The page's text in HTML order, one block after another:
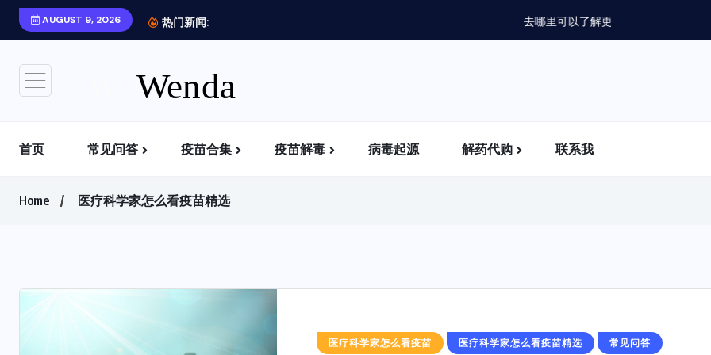
AUGUST 9, 2026 热门新闻:
首页 常见问答 疫苗合集 疫苗解毒 病毒起源 解药代购 联系我
Home 医疗科学家怎么看疫苗精选
医疗科学家怎么看疫苗 医疗科学家怎么看疫苗精选 常见问答